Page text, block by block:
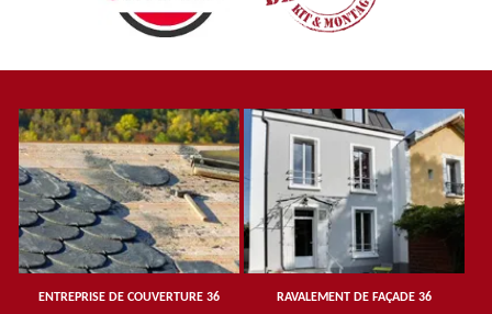
ENTREPRISE DE COUVERTURE 36 RAVALEMENT DE FAÇADE 36